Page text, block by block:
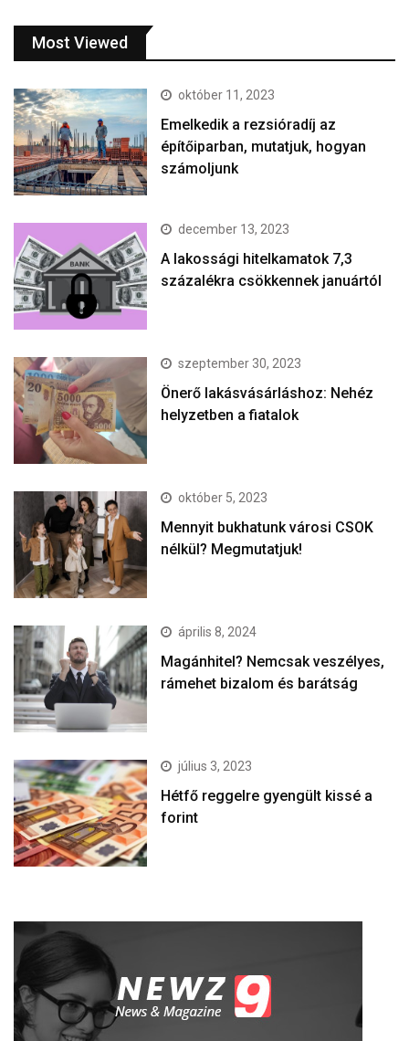
Most Viewed
október 11, 2023
Emelkedik a rezsióradíj az
építőiparban, mutatjuk, hogyan
számoljunk
december 13, 2023
A lakossági hitelkamatok 7,3
százalékra csökkennek januártól
szeptember 30, 2023
Önerő lakásvásárláshoz: Nehéz
helyzetben a fiatalok
október 5, 2023
Mennyit bukhatunk városi CSOK
nélkül? Megmutatjuk!
április 8, 2024
Magánhitel? Nemcsak veszélyes,
rámehet bizalom és barátság
július 3, 2023
Hétfő reggelre gyengült kissé a
forint